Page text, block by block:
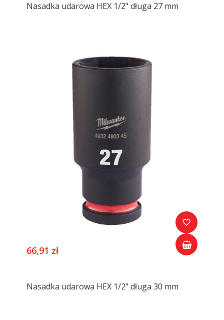
Nasadka udarowa HEX 1/2" długa 27 mm
66,91 zł
Nasadka udarowa HEX 1/2" długa 30 mm